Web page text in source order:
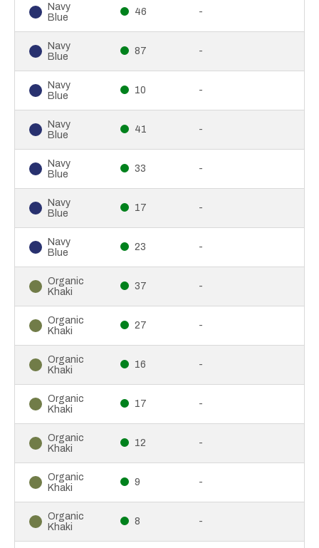
Navy
Blue
46 -
Navy
Blue
87 -
Navy
Blue
10 -
Navy
Blue
41 -
Navy
Blue
33 -
Navy
Blue
17 -
Navy
Blue
23 -
Organic
Khaki
37 -
Organic
Khaki
27 -
Organic
Khaki
16 -
Organic
Khaki
17 -
Organic
Khaki
12 -
Organic
Khaki
9 -
Organic
Khaki
8 -